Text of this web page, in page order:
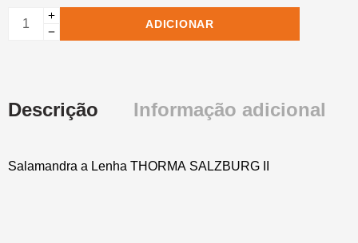
ADICIONAR
Descrição Informação adicional
Salamandra a Lenha THORMA SALZBURG II